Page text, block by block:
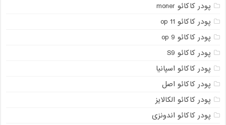
پودر کاکائو moner
پودر کاکائو op 11
پودر کاکائو op 9
پودر کاکائو S9
پودر کاکائو اسپانیا
پودر کاکائو اصل
پودر کاکائو الکالایز
پودر کاکائو اندونزی